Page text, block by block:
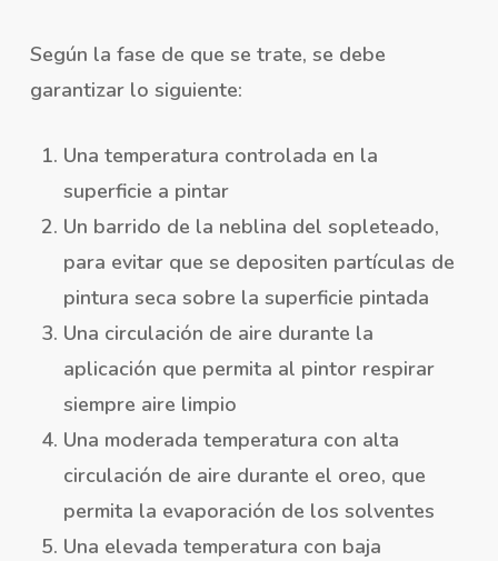
Según la fase de que se trate, se debe
garantizar lo siguiente:
Una temperatura controlada en la
superficie a pintar
Un barrido de la neblina del sopleteado,
para evitar que se depositen partículas de
pintura seca sobre la superficie pintada
Una circulación de aire durante la
aplicación que permita al pintor respirar
siempre aire limpio
Una moderada temperatura con alta
circulación de aire durante el oreo, que
permita la evaporación de los solventes
Una elevada temperatura con baja